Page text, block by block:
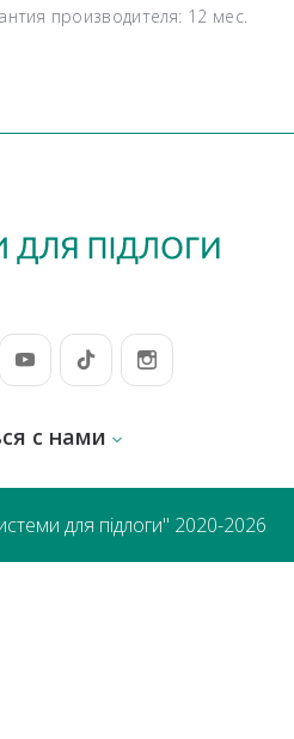
производителя: 12 мес.
с нами
для підлоги" 2020-2026